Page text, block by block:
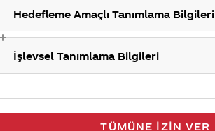
Hedefleme Amaçlı Tanımlama Bilgileri
İşlevsel Tanımlama Bilgileri
TÜMÜNE İZIN VER